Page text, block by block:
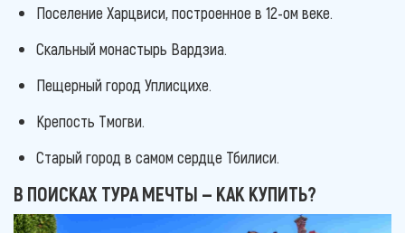
Поселение Харцвиси, построенное в 12-ом веке.
Скальный монастырь Вардзиа.
Пещерный город Уплисцихе.
Крепость Тмогви.
Старый город в самом сердце Тбилиси.
В ПОИСКАХ ТУРА МЕЧТЫ — КАК КУПИТЬ?